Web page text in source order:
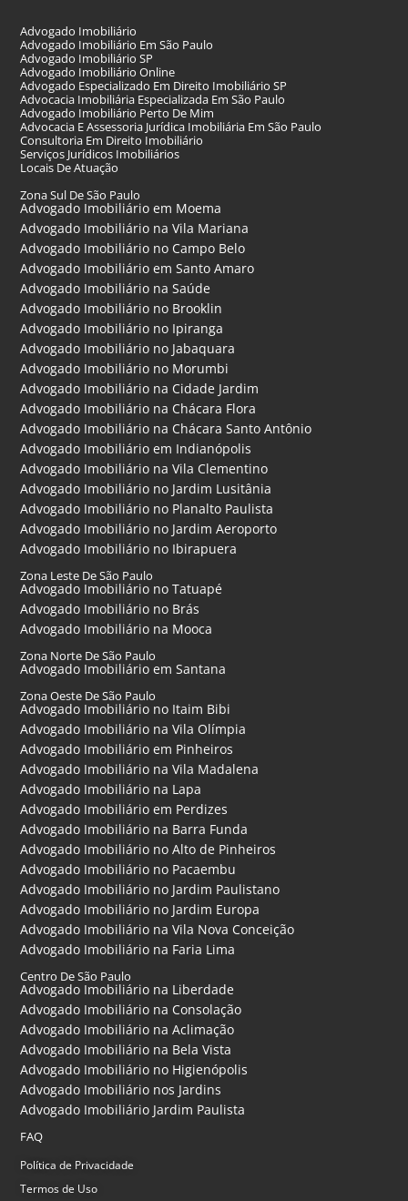
Advogado Imobiliário
Advogado Imobiliário Em São Paulo
Advogado Imobiliário SP
Advogado Imobiliário Online
Advogado Especializado Em Direito Imobiliário SP
Advocacia Imobiliária Especializada Em São Paulo
Advogado Imobiliário Perto De Mim
Advocacia E Assessoria Jurídica Imobiliária Em São Paulo
Consultoria Em Direito Imobiliário
Serviços Jurídicos Imobiliários
Locais De Atuação
Zona Sul De São Paulo
Advogado Imobiliário em Moema
Advogado Imobiliário na Vila Mariana
Advogado Imobiliário no Campo Belo
Advogado Imobiliário em Santo Amaro
Advogado Imobiliário na Saúde
Advogado Imobiliário no Brooklin
Advogado Imobiliário no Ipiranga
Advogado Imobiliário no Jabaquara
Advogado Imobiliário no Morumbi
Advogado Imobiliário na Cidade Jardim
Advogado Imobiliário na Chácara Flora
Advogado Imobiliário na Chácara Santo Antônio
Advogado Imobiliário em Indianópolis
Advogado Imobiliário na Vila Clementino
Advogado Imobiliário no Jardim Lusitânia
Advogado Imobiliário no Planalto Paulista
Advogado Imobiliário no Jardim Aeroporto
Advogado Imobiliário no Ibirapuera
Zona Leste De São Paulo
Advogado Imobiliário no Tatuapé
Advogado Imobiliário no Brás
Advogado Imobiliário na Mooca
Zona Norte De São Paulo
Advogado Imobiliário em Santana
Zona Oeste De São Paulo
Advogado Imobiliário no Itaim Bibi
Advogado Imobiliário na Vila Olímpia
Advogado Imobiliário em Pinheiros
Advogado Imobiliário na Vila Madalena
Advogado Imobiliário na Lapa
Advogado Imobiliário em Perdizes
Advogado Imobiliário na Barra Funda
Advogado Imobiliário no Alto de Pinheiros
Advogado Imobiliário no Pacaembu
Advogado Imobiliário no Jardim Paulistano
Advogado Imobiliário no Jardim Europa
Advogado Imobiliário na Vila Nova Conceição
Advogado Imobiliário na Faria Lima
Centro De São Paulo
Advogado Imobiliário na Liberdade
Advogado Imobiliário na Consolação
Advogado Imobiliário na Aclimação
Advogado Imobiliário na Bela Vista
Advogado Imobiliário no Higienópolis
Advogado Imobiliário nos Jardins
Advogado Imobiliário Jardim Paulista
FAQ
Política de Privacidade
Termos de Uso